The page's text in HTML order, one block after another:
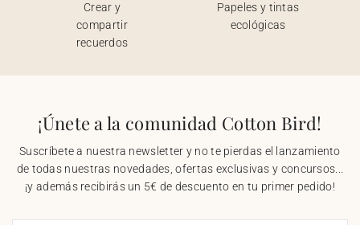
Crear y
compartir
recuerdos
Papeles y tintas
ecológicas
¡Únete a la comunidad Cotton Bird!
Suscríbete a nuestra newsletter y no te pierdas el lanzamiento
de todas nuestras novedades, ofertas exclusivas y concursos...
¡y además recibirás un 5€ de descuento en tu primer pedido!